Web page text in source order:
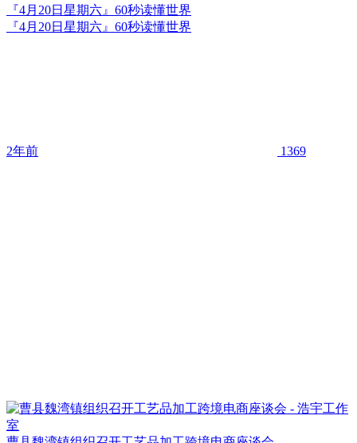
『4月20日星期六』60秒读懂世界
『4月20日星期六』60秒读懂世界
2年前 1369